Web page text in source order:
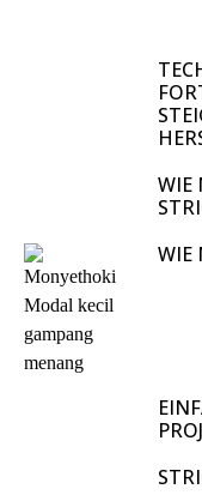
WIE
WIE